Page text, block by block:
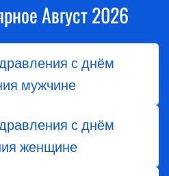
Август 2026
с днём
мужчине
с днём
женщине